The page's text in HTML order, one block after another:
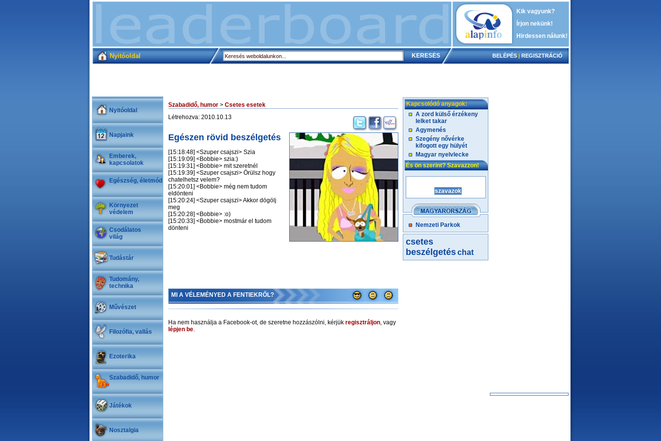
Kik vagyunk?
Írjon nekünk!
Hirdessen nálunk!
Nyitóoldal BELÉPÉS | REGISZTRÁCIÓ
Nyitóoldal
Napjaink
Emberek,
kapcsolatok
Egészség, életmód
Környezet
védelem
Csodálatos
világ
Tudástár
Tudomány,
technika
Művészet
Filozófia, vallás
Ezoterika
Szabadidő, humor
Játékok
Nosztalgia
Szabadidő, humor > Csetes esetek
Létrehozva: 2010.10.13
Egészen rövid beszélgetés
[15:18:48] <Szuper csajszi> Szia
[15:19:09] <Bobbie> szia:)
[15:19:31] <Bobbie> mit szeretnél
[15:19:39] <Szuper csajszi> Örülsz hogy
chatelhetsz velem?
[15:20:01] <Bobbie> még nem tudom
eldönteni
[15:20:24] <Szuper csajszi> Akkor dögölj
meg
[15:20:28] <Bobbie> :o)
[15:20:33] <Bobbie> mostmár el tudom
dönteni
MI A VÉLEMÉNYED A FENTIEKRŐL?
Ha nem használja a Facebook-ot, de szeretne hozzászólni, kérjük regisztráljon, vagy
lépjen be.
Kapcsolódó anyagok:
A zord külső érzékeny
lelket takar
Agymenés
Szegény nővérke
kifogott egy hülyét
Magyar nyelvlecke
És ön szerint? Szavazzon!
Nemzeti Parkok
csetes
beszélgetéschat